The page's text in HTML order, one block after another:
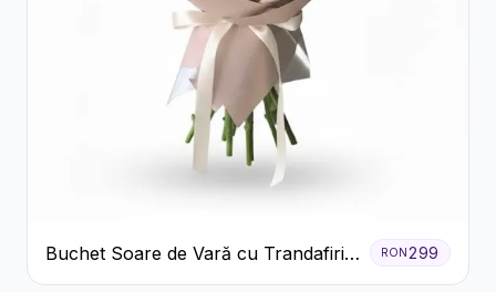
Buchet Soare de Vară cu Trandafiri
Galbeni și Crizanteme Albe
RON 299